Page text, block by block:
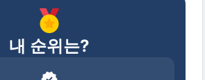
내 순위는?